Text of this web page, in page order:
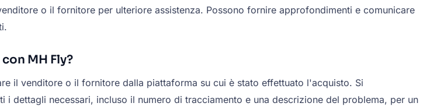
o il fornitore per ulteriore assistenza. Possono fornire approfondimenti e comunicare
MH Fly?
il venditore o il fornitore dalla piattaforma su cui è stato effettuato l'acquisto. Si
dettagli necessari, incluso il numero di tracciamento e una descrizione del problema, per un